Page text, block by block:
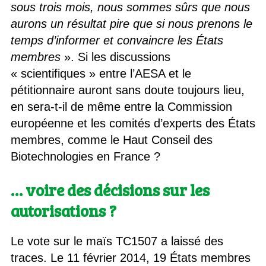
sous trois mois, nous sommes sûrs que nous
aurons un résultat pire que si nous prenons le
temps d’informer et convaincre les États
membres». Si les discussions
« scientifiques » entre l’AESA et le
pétitionnaire auront sans doute toujours lieu,
en sera-t-il de même entre la Commission
européenne et les comités d’experts des États
membres, comme le Haut Conseil des
Biotechnologies en France ?
… voire des décisions sur les
autorisations ?
Le vote sur le maïs TC1507 a laissé des
traces. Le 11 février 2014, 19 États membres